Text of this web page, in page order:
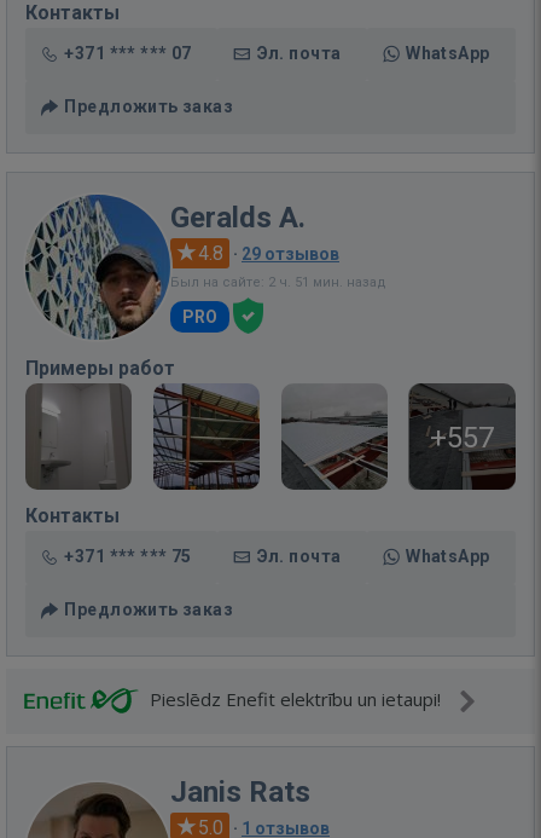
Контакты
+371 *** *** 07 Эл. почта WhatsApp
Предложить заказ
Geralds A.
4.8 · 29 отзывов
Был на сайте: 2 ч. 51 мин. назад
PRO
Примеры работ
+557
Контакты
+371 *** *** 75 Эл. почта WhatsApp
Предложить заказ
Pieslēdz Enefit elektrību un ietaupi!
Janis Rats
5.0 · 1 отзывов